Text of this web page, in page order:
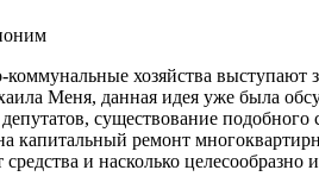
хозяйства выступают
Меня, данная идея уже была
существование подобного
капитальный ремонт
средства и насколько